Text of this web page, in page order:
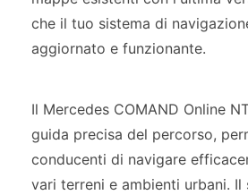
che il tuo sistema di
aggiornato e funzionante.
Il Mercedes COMAND Online
guida precisa del percorso,
conducenti di navigare
vari terreni e ambienti urbani. Il